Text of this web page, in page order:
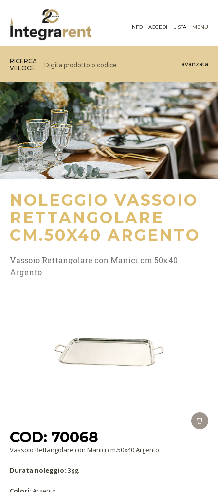
INFO ACCEDI LISTA MENU
RICERCA
VELOCE
avanzata
NOLEGGIO VASSOIO
RETTANGOLARE
CM.50X40 ARGENTO
Vassoio Rettangolare con Manici cm.50x40
Argento
COD: 70068
Vassoio Rettangolare con Manici cm.50x40 Argento
Durata noleggio: 3gg.